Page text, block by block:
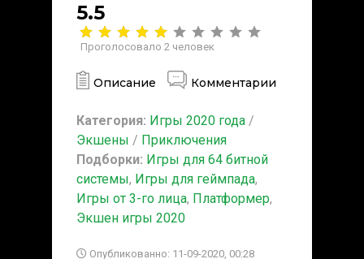
5.5
Проголосовало 2 человек
Описание Комментарии
Категория: Игры 2020 года /
Экшены / Приключения
Подборки: Игры для 64 битной
системы, Игры для геймпада,
Игры от 3-го лица, Платформер,
Экшен игры 2020
Опубликованно: 11-09-2020, 00:28